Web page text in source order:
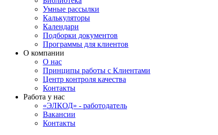
Умные рассылки
Калькуляторы
Календари
Подборки документов
Программы для клиентов
О компании
О нас
Принципы работы с Клиентами
Центр контроля качества
Контакты
Работа у нас
«ЭЛКОД» - работодатель
Вакансии
Контакты